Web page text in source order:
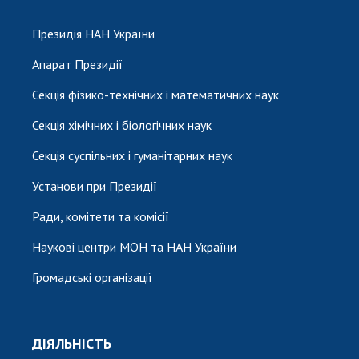
Президія НАН України
Апарат Президії
Секція фізико-технічних і математичних наук
Секція хімічних і біологічних наук
Секція суспільних і гуманітарних наук
Установи при Президії
Ради, комітети та комісії
Наукові центри МОН та НАН України
Громадські організації
ДІЯЛЬНІСТЬ